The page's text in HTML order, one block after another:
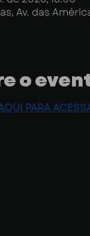
Av. das
o
PARA